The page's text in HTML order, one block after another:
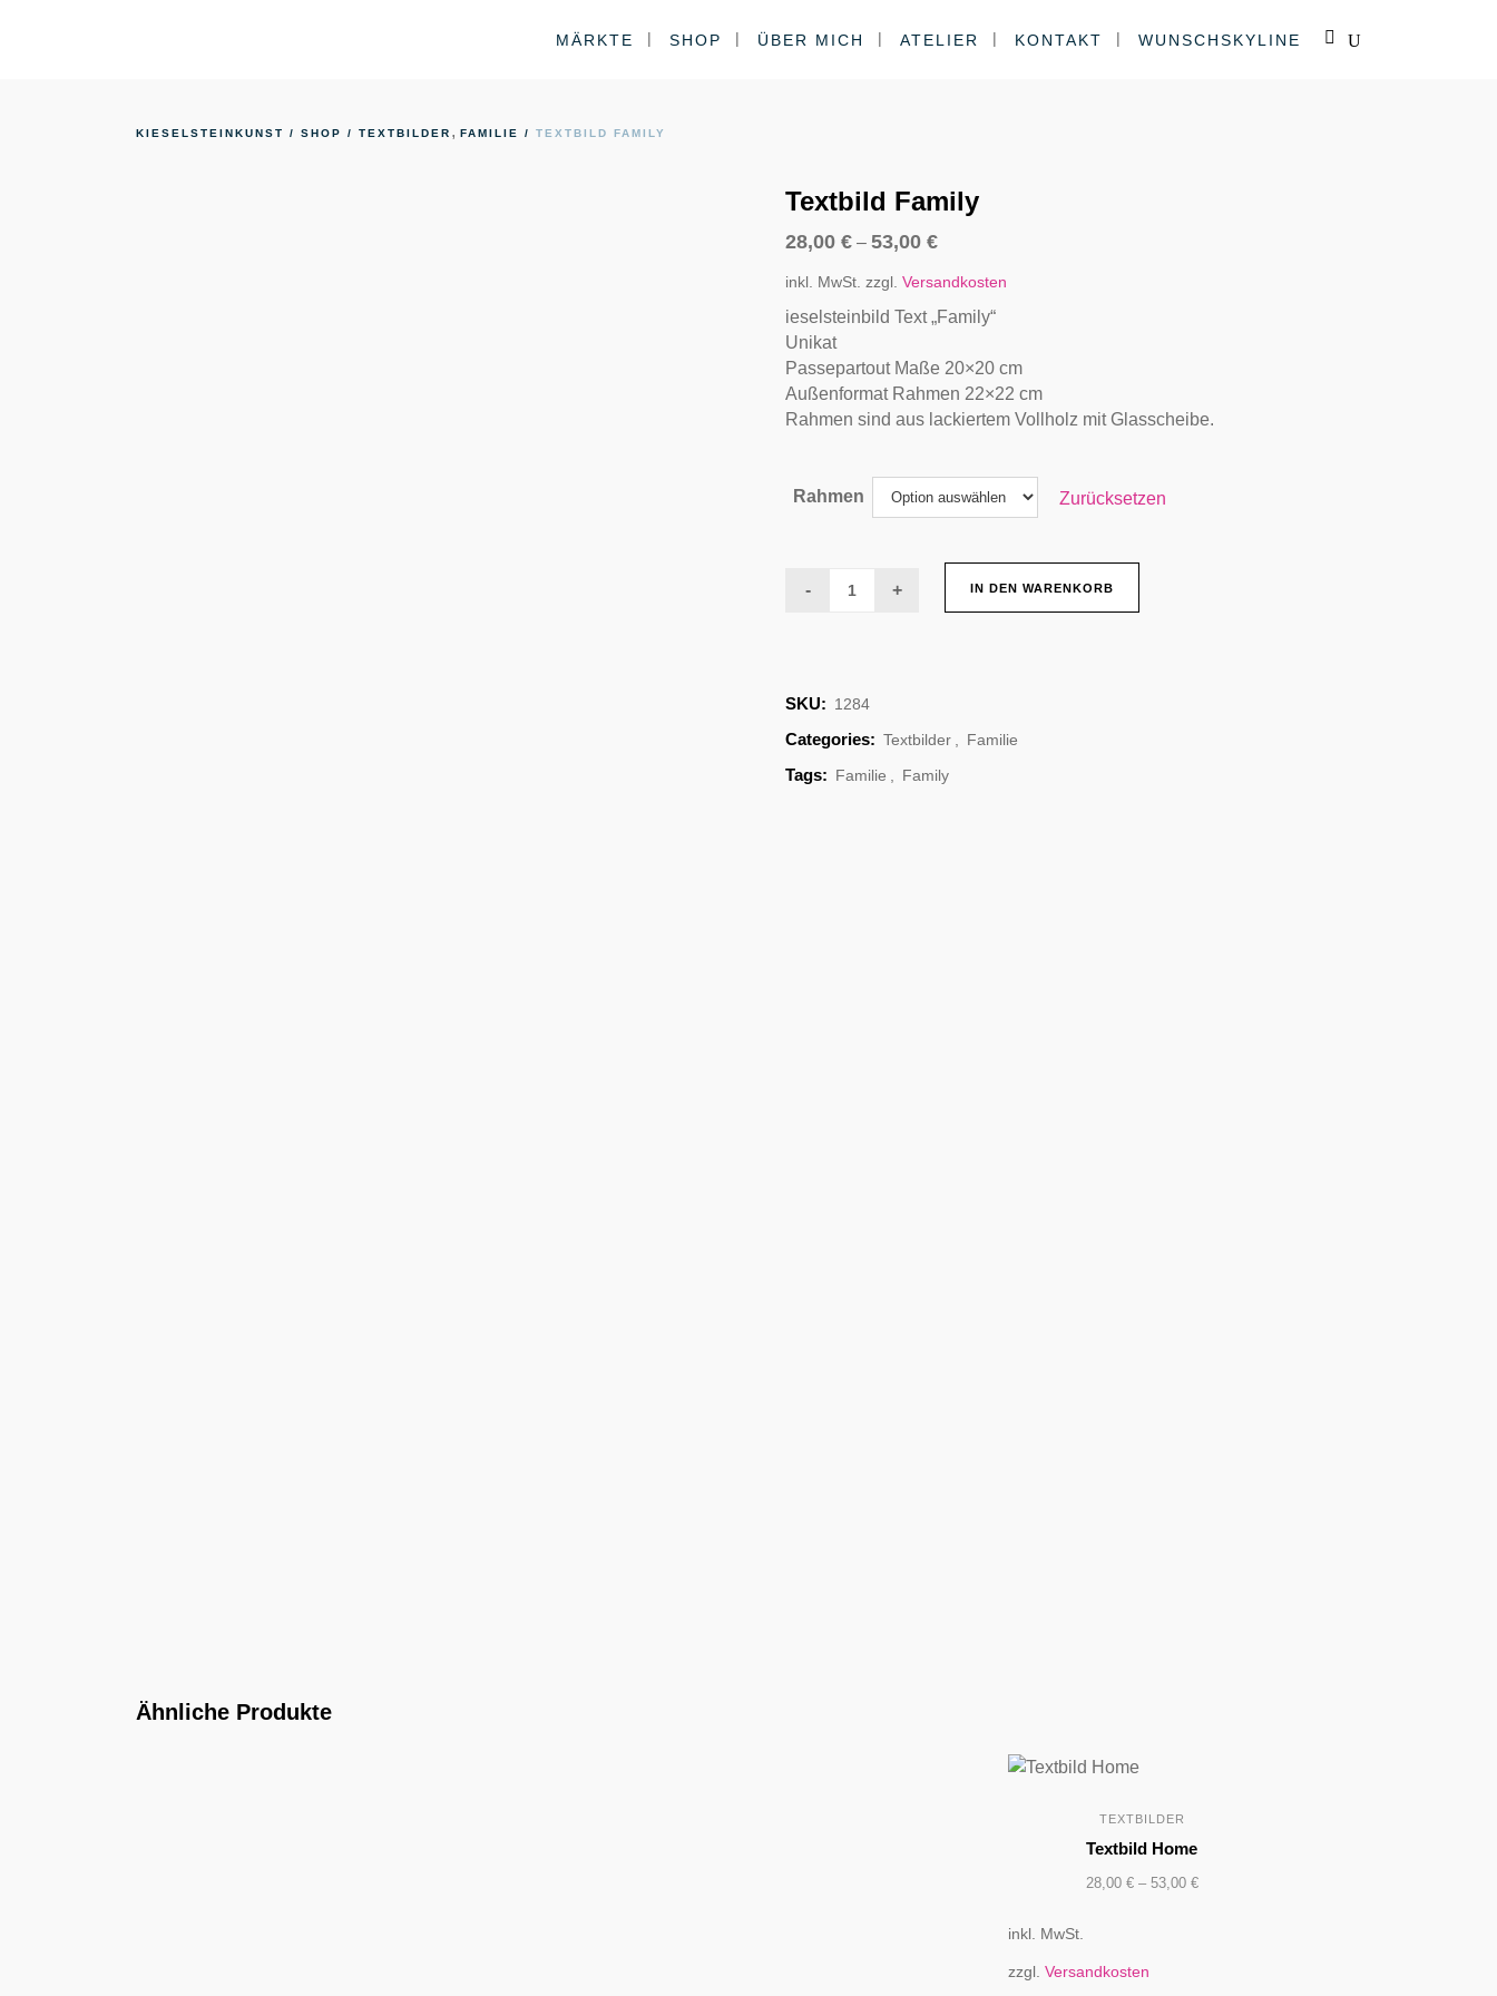
MÄRKTE SHOP ÜBER MICH ATELIER KONTAKT WUNSCHSKYLINE
KIESELSTEINKUNST / SHOP / TEXTBILDER , FAMILIE / TEXTBILD FAMILY
Textbild Family
28,00 € – 53,00 €
inkl. MwSt. zzgl. Versandkosten
ieselsteinbild Text „Family“
Unikat
Passepartout Maße 20×20 cm
Außenformat Rahmen 22×22 cm
Rahmen sind aus lackiertem Vollholz mit Glasscheibe.
Rahmen Zurücksetzen
Textbild IN DEN WARENKORB
SKU: 1284
Categories: Textbilder Familie
Tags: Familie Family
Ähnliche Produkte
TEXTBILDER
Textbild Home
28,00 €– 53,00 €
inkl. MwSt.
zzgl. Versandkosten